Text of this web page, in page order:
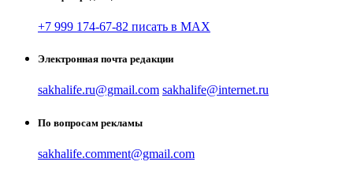
+7 999 174-67-82 писать в MAX
Электронная почта редакции
sakhalife.ru@gmail.com sakhalife@internet.ru
По вопросам рекламы
sakhalife.comment@gmail.com